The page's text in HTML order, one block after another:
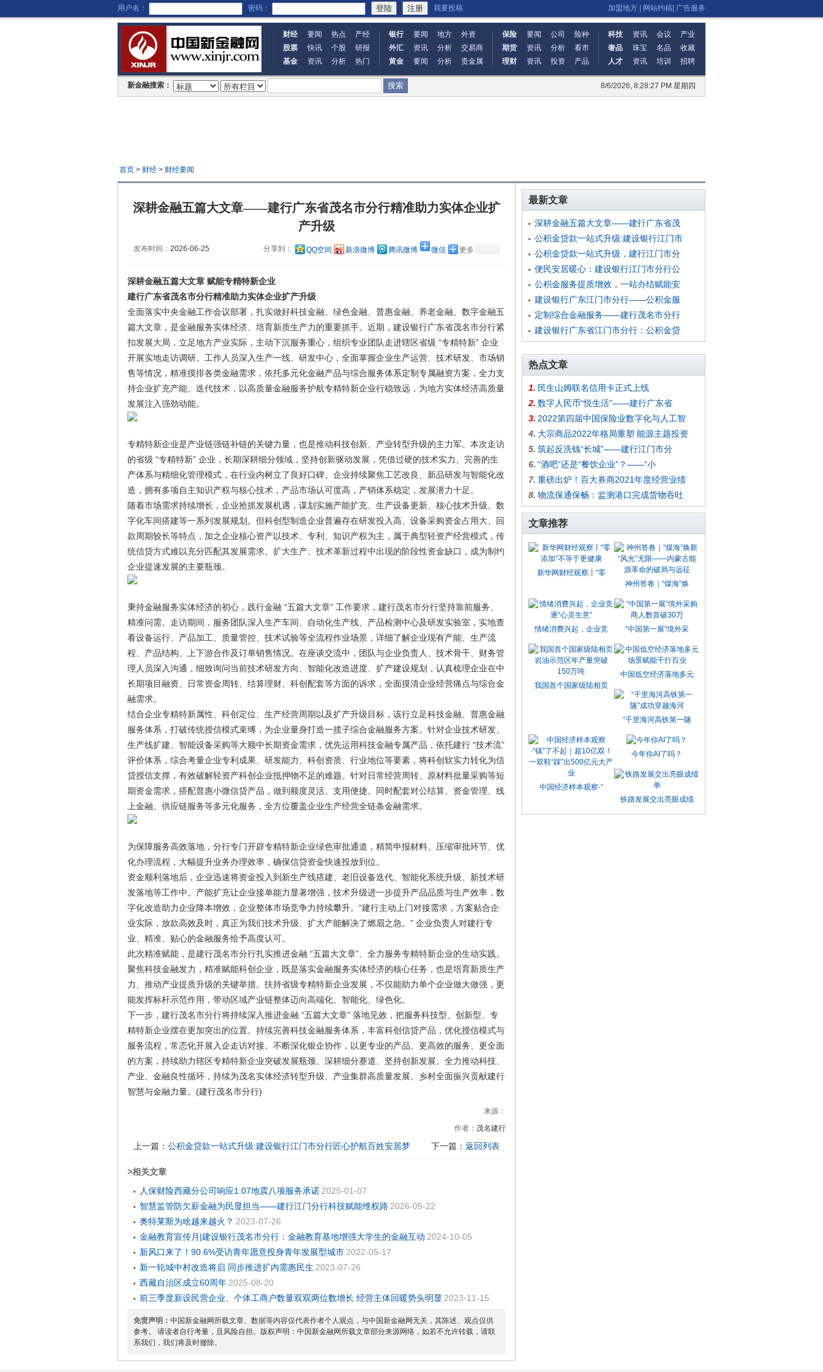
用户名： 密码： 我要投稿 加盟地方 网站约稿 广告服务
财经 要闻 热点
产经
股票
快讯 个股
研报
基金
资讯 分析 热门
银行 要闻 地方
外资
外汇
资讯 分析
交易商
黄金
要闻 分析 贵金属
保险 要闻 公司
险种
期货
资讯 分析
看市
理财
资讯 投资 产品
科技 资讯 会议
产业
奢品
珠宝 名品
收藏
人才
资讯 培训 招聘
8/6/2026, 8:28:27 PM 星期四
新金融搜索：
首页> 财经> 财经要闻
深耕金融五篇大文章——建行广东省茂名市分行精准助力实体企业扩
产升级
发布时间： 2026-06-25 分享到： QQ空间 新浪微博 腾讯微博 微信 更多
深耕金融五篇大文章 赋能专精特新企业
建行广东省茂名市分行精准助力实体企业扩产升级
全面落实中央金融工作会议部署，扎实做好科技金融、绿色金融、普惠金融、养老金融、数字金融五
篇大文章，是金融服务实体经济、培育新质生产力的重要抓手。近期，建设银行广东省茂名市分行紧
扣发展大局，立足地方产业实际，主动下沉服务重心，组织专业团队走进辖区省级 “专精特新” 企业
开展实地走访调研。工作人员深入生产一线、研发中心，全面掌握企业生产运营、技术研发、市场销
售等情况，精准摸排各类金融需求，依托多元化金融产品与综合服务体系定制专属融资方案，全力支
持企业扩充产能、迭代技术，以高质量金融服务护航专精特新企业行稳致远，为地方实体经济高质量
发展注入强劲动能。
专精特新企业是产业链强链补链的关键力量，也是推动科技创新、产业转型升级的主力军。本次走访
的省级 “专精特新” 企业，长期深耕细分领域，坚持创新驱动发展，凭借过硬的技术实力、完善的生
产体系与精细化管理模式，在行业内树立了良好口碑。企业持续聚焦工艺改良、新品研发与智能化改
造，拥有多项自主知识产权与核心技术，产品市场认可度高，产销体系稳定，发展潜力十足。
随着市场需求持续增长，企业抢抓发展机遇，谋划实施产能扩充、生产设备更新、核心技术升级、数
字化车间搭建等一系列发展规划。但科创型制造企业普遍存在研发投入高、设备采购资金占用大、回
款周期较长等特点，加之企业核心资产以技术、专利、知识产权为主，属于典型轻资产经营模式，传
统信贷方式难以充分匹配其发展需求。扩大生产、技术革新过程中出现的阶段性资金缺口，成为制约
企业提速发展的主要瓶颈。
秉持金融服务实体经济的初心，践行金融 “五篇大文章” 工作要求，建行茂名市分行坚持靠前服务、
精准问需。走访期间，服务团队深入生产车间、自动化生产线、产品检测中心及研发实验室，实地查
看设备运行、产品加工、质量管控、技术试验等全流程作业场景，详细了解企业现有产能、生产流
程、产品结构、上下游合作及订单销售情况。在座谈交流中，团队与企业负责人、技术骨干、财务管
理人员深入沟通，细致询问当前技术研发方向、智能化改造进度、扩产建设规划，认真梳理企业在中
长期项目融资、日常资金周转、结算理财、科创配套等方面的诉求，全面摸清企业经营痛点与综合金
融需求。
结合企业专精特新属性、科创定位、生产经营周期以及扩产升级目标，该行立足科技金融、普惠金融
服务体系，打破传统授信模式束缚，为企业量身打造一揽子综合金融服务方案。针对企业技术研发、
生产线扩建、智能设备采购等大额中长期资金需求，优先运用科技金融专属产品，依托建行 “技术流”
评价体系，综合考量企业专利成果、研发能力、科创资质、行业地位等要素，将科创软实力转化为信
贷授信支撑，有效破解轻资产科创企业抵押物不足的难题。针对日常经营周转、原材料批量采购等短
期资金需求，搭配普惠小微信贷产品，做到额度灵活、支用便捷。同时配套对公结算、资金管理、线
上金融、供应链服务等多元化服务，全方位覆盖企业生产经营全链条金融需求。
为保障服务高效落地，分行专门开辟专精特新企业绿色审批通道，精简申报材料、压缩审批环节、优
化办理流程，大幅提升业务办理效率，确保信贷资金快速投放到位。
资金顺利落地后，企业迅速将资金投入到新生产线搭建、老旧设备迭代、智能化系统升级、新技术研
发落地等工作中。产能扩充让企业接单能力显著增强，技术升级进一步提升产品品质与生产效率，数
字化改造助力企业降本增效，企业整体市场竞争力持续攀升。“建行主动上门对接需求，方案贴合企
业实际，放款高效及时，真正为我们技术升级、扩大产能解决了燃眉之急。” 企业负责人对建行专
业、精准、贴心的金融服务给予高度认可。
此次精准赋能，是建行茂名市分行扎实推进金融 “五篇大文章”、全力服务专精特新企业的生动实践。
聚焦科技金融发力，精准赋能科创企业，既是落实金融服务实体经济的核心任务，也是培育新质生产
力、推动产业提质升级的关键举措。扶持省级专精特新企业发展，不仅能助力单个企业做大做强，更
能发挥标杆示范作用，带动区域产业链整体迈向高端化、智能化、绿色化。
下一步，建行茂名市分行将持续深入推进金融 “五篇大文章” 落地见效，把服务科技型、创新型、专
精特新企业摆在更加突出的位置。持续完善科技金融服务体系，丰富科创信贷产品，优化授信模式与
服务流程，常态化开展入企走访对接。不断深化银企协作，以更专业的产品、更高效的服务、更全面
的方案，持续助力辖区专精特新企业突破发展瓶颈、深耕细分赛道、坚持创新发展。全力推动科技、
产业、金融良性循环，持续为茂名实体经济转型升级、产业集群高质量发展、乡村全面振兴贡献建行
智慧与金融力量。(建行茂名市分行)
来源：
作者： 茂名建行
上一篇： 公积金贷款一站式升级:建设银行江门市分行匠心护航百姓安居梦 下一篇： 返回列表
>相关文章
人保财险西藏分公司响应1.07地震八项服务承诺 2025-01-07
智慧监管防欠薪金融为民显担当——建行江门分行科技赋能维权路 2026-05-22
奥特莱斯为啥越来越火？ 2023-07-26
金融教育宣传月|建设银行茂名市分行：金融教育基地增强大学生的金融互动 2024-10-05
新风口来了！90.6%受访青年愿意投身青年发展型城市 2022-05-17
新一轮城中村改造将启 同步推进扩内需惠民生 2023-07-26
西藏自治区成立60周年 2025-08-20
前三季度新设民营企业、个体工商户数量双双两位数增长 经营主体回暖势头明显 2023-11-15
免责声明： 中国新金融网所载文章、数据等内容仅代表作者个人观点，与中国新金融网无关，其陈述、观点仅供
参考。 请读者自行考量，且风险自担。版权声明：中国新金融网所载文章部分来源网络，如若不允许转载，请联
系我们，我们将及时撤除。
最新文章
深耕金融五篇大文章——建行广东省茂
公积金贷款一站式升级:建设银行江门市
公积金贷款一站式升级，建行江门市分
便民安居暖心：建设银行江门市分行公
公积金服务提质增效，一站办结赋能安
建设银行广东江门市分行——公积金服
定制综合金融服务——建行茂名市分行
建设银行广东省江门市分行：公积金贷
热点文章
1. 民生山姆联名信用卡正式上线
2. 数字人民币“悦生活”——建行广东省
3. 2022第四届中国保险业数字化与人工智
4. 大宗商品2022年格局重塑 能源主题投资
5. 筑起反洗钱“长城”——建行江门市分
6. “酒吧”还是“餐饮企业”？——“小
7. 重磅出炉！百大券商2021年度经营业绩
8. 物流保通保畅：监测港口完成货物吞吐
文章推荐
新华网财经观察丨“零
神州答卷｜“煤海”焕
情绪消费兴起，企业竞 “中国第一展”境外采
我国首个国家级陆相页
中国低空经济落地多元
“千里海河高铁第一隧
中国经济样本观察·“
今年你AI了吗？
铁路发展交出亮眼成绩